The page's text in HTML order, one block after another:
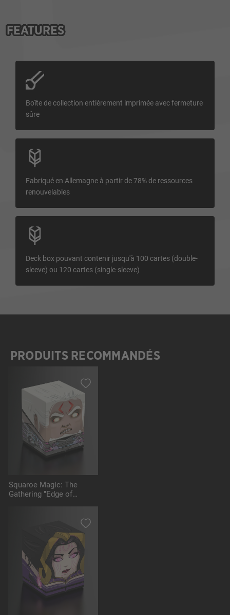
FEATURES
Boîte de collection entièrement imprimée avec fermeture
sûre
Fabriqué en Allemagne à partir de 78% de ressources
renouvelables
Deck box pouvant contenir jusqu'à 100 cartes (double-
sleeve) ou 120 cartes (single-sleeve)
Ignorer la galerie de produits
PRODUITS RECOMMANDÉS
Squaroe Magic: The
Gathering "Edge of